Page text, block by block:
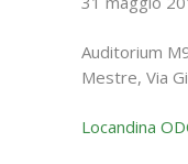
Auditorium
Mestre, Via
Locandina